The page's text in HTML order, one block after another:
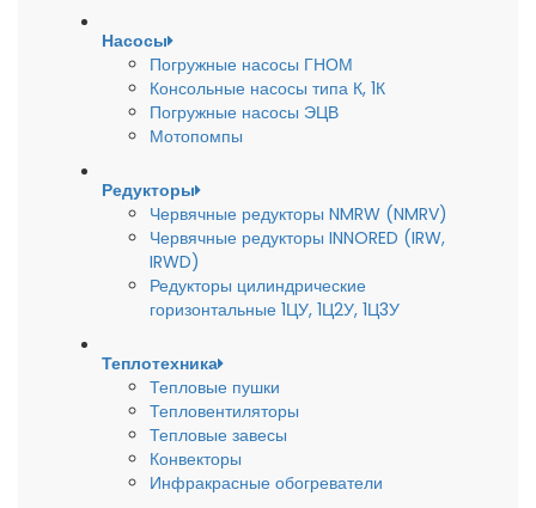
Насосы
Погружные насосы ГНОМ
Консольные насосы типа К, 1К
Погружные насосы ЭЦВ
Мотопомпы
Редукторы
Червячные редукторы NMRW (NMRV)
Червячные редукторы INNORED (IRW,
IRWD)
Редукторы цилиндрические
горизонтальные 1ЦУ, 1Ц2У, 1Ц3У
Теплотехника
Тепловые пушки
Тепловентиляторы
Тепловые завесы
Конвекторы
Инфракрасные обогреватели